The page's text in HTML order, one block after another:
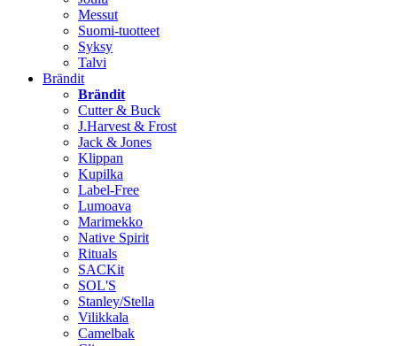
Messut
Suomi-tuotteet
Syksy
Talvi
Brändit
Brändit
Cutter & Buck
J.Harvest & Frost
Jack & Jones
Klippan
Kupilka
Label-Free
Lumoava
Marimekko
Native Spirit
Rituals
SACKit
SOL'S
Stanley/Stella
Vilikkala
Camelbak